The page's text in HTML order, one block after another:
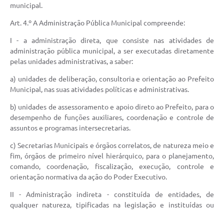
municipal.
Art. 4.º A Administração Pública Municipal compreende:
I - a administração direta, que consiste nas atividades de
administração pública municipal, a ser executadas diretamente
pelas unidades administrativas, a saber:
a) unidades de deliberação, consultoria e orientação ao Prefeito
Municipal, nas suas atividades políticas e administrativas.
b) unidades de assessoramento e apoio direto ao Prefeito, para o
desempenho de funções auxiliares, coordenação e controle de
assuntos e programas intersecretarias.
c) Secretarias Municipais e órgãos correlatos, de natureza meio e
fim, órgãos de primeiro nível hierárquico, para o planejamento,
comando, coordenação, fiscalização, execução, controle e
orientação normativa da ação do Poder Executivo.
II - Administração indireta - constituída de entidades, de
qualquer natureza, tipificadas na legislação e instituídas ou